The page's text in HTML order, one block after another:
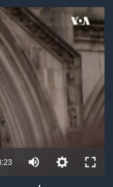
available